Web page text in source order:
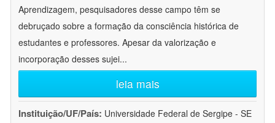
Aprendizagem, pesquisadores desse campo têm se
debruçado sobre a formação da consciência histórica de
estudantes e professores. Apesar da valorização e
incorporação desses sujei...
leia mais
Instituição/UF/País: Universidade Federal de Sergipe - SE